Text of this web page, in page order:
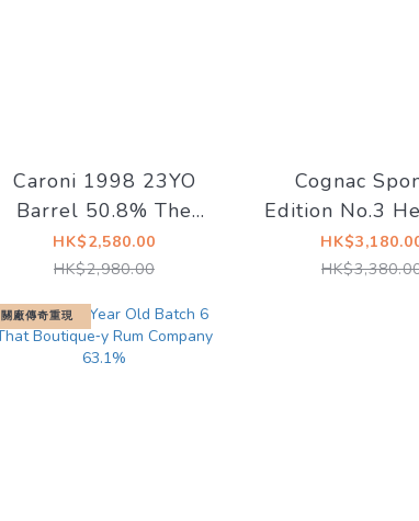
Caroni 1998 23YO
Barrel 50.8% The
MaltCask x Drunkard
HK$2,580.00
HK$2,980.00
Cognac
Edition No.3
N.68 Fins Bois
@
關廠傳奇重現